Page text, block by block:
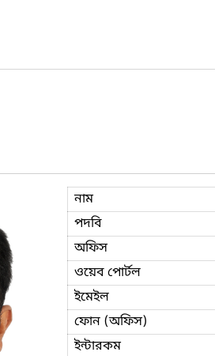
নাম
পদবি
অফিস
ওয়েব পোর্টল
ইমেইল
ফোন (অফিস)
ইন্টারকম